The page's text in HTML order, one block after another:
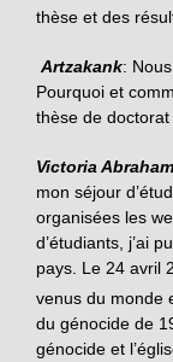
thèse et des
Artzakank:
Pourquoi et
thèse de doctorat
Victoria
mon séjour
organisées les
d’étudiants, j’ai
pays. Le 24 avril
venus du monde
du génocide de
génocide et